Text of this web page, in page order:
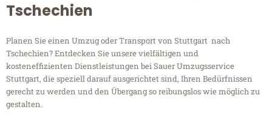
Tschechien
Planen Sie einen Umzug oder Transport von Stuttgart nach
Tschechien? Entdecken Sie unsere vielfältigen und
kosteneffizienten Dienstleistungen bei Sauer Umzugsservice
Stuttgart, die speziell darauf ausgerichtet sind, Ihren Bedürfnissen
gerecht zu werden und den Übergang so reibungslos wie möglich zu
gestalten.